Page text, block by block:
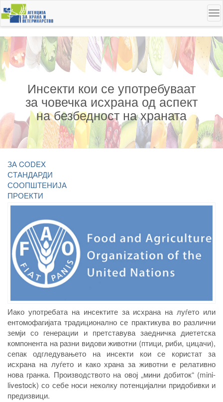
Skip
to
main
content
Инсекти кои се употребуваат
за човечка исхрана од аспект
на безбедност на храната
ЗА CODEX
СТАНДАРДИ
СООПШТЕНИЈА
ПРОЕКТИ
Иако употребата на инсектите за исхрана на луѓето или
ентомофагијата традиционално се практикува во различни
земји со генерации и претставува заедничка диететска
компонента на разни видови животни (птици, риби, цицачи),
сепак одгледувањето на инсекти кои се користат за
исхрана на луѓето и како храна за животни е релативно
нова гранка. Производството на овој „мини добиток“ (mini-
livestock) со себе носи неколку потенцијални придобивки и
предизвици.